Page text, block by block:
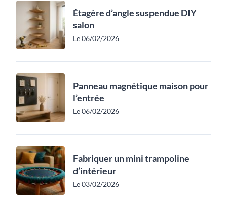
Étagère d’angle suspendue DIY
salon
Le 06/02/2026
Panneau magnétique maison pour
l’entrée
Le 06/02/2026
Fabriquer un mini trampoline
d’intérieur
Le 03/02/2026